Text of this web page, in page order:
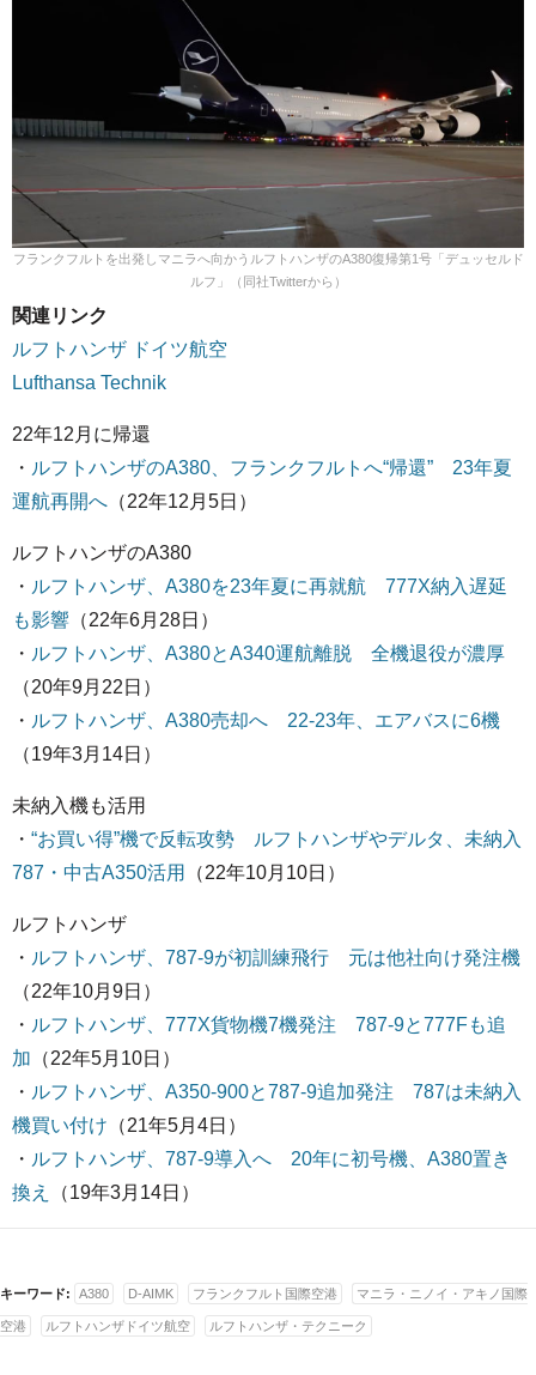
フランクフルトを出発しマニラへ向かうルフトハンザのA380復帰第1号「デュッセルド
ルフ」（同社Twitterから）
関連リンク
ルフトハンザ ドイツ航空
Lufthansa Technik
22年12月に帰還
・ ルフトハンザのA380、フランクフルトへ“帰還” 23年夏
運航再開へ （22年12月5日）
ルフトハンザのA380
・ ルフトハンザ、A380を23年夏に再就航 777X納入遅延
も影響 （22年6月28日）
・ ルフトハンザ、A380とA340運航離脱 全機退役が濃厚
（20年9月22日）
・ ルフトハンザ、A380売却へ 22-23年、エアバスに6機
（19年3月14日）
未納入機も活用
・ “お買い得”機で反転攻勢 ルフトハンザやデルタ、未納入
787・中古A350活用
（22年10月10日）
ルフトハンザ
・ ルフトハンザ、787-9が初訓練飛行 元は他社向け発注機
（22年10月9日）
・ ルフトハンザ、777X貨物機7機発注 787-9と777Fも追
加 （22年5月10日）
・ ルフトハンザ、A350-900と787-9追加発注 787は未納入
機買い付け （21年5月4日）
・ ルフトハンザ、787-9導入へ 20年に初号機、A380置き
換え
（19年3月14日）
キーワード: A380 D-AIMK フランクフルト国際空港 マニラ・ニノイ・アキノ国際
空港 ルフトハンザドイツ航空 ルフトハンザ・テクニーク